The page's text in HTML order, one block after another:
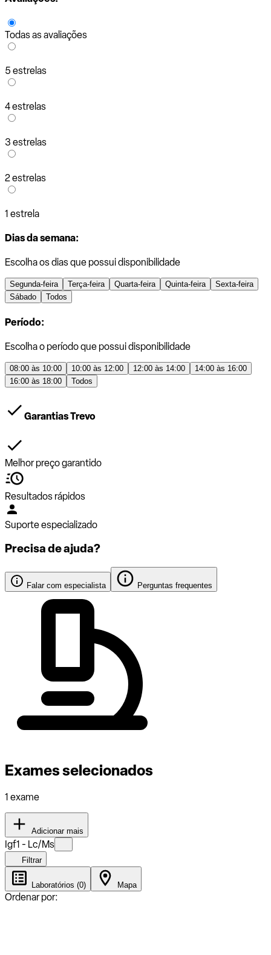
Todas as avaliações
5 estrelas
4 estrelas
3 estrelas
2 estrelas
1 estrela
Dias da semana:
Escolha os dias que possui disponibilidade
Segunda-feira Terça-feira Quarta-feira Quinta-feira
Sexta-feira
Sábado
Todos
Período:
Escolha o período que possui disponibilidade
08:00 às 10:00 10:00 às 12:00 12:00 às 14:00
14:00 às 16:00
16:00 às 18:00
Todos
Garantias Trevo
Melhor preço garantido
Resultados rápidos
Suporte especializado
Precisa de ajuda?
Falar com especialista Perguntas frequentes
Exames selecionados
1 exame
Adicionar mais
Igf1 - Lc/Ms
Filtrar
Laboratórios (0) Mapa
Ordenar por: